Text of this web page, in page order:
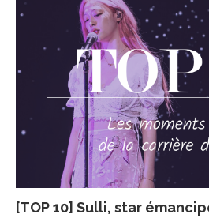
[TOP 10] Sulli, star